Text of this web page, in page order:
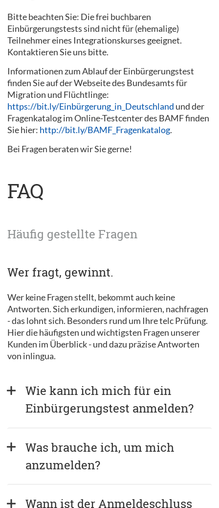
Bitte beachten Sie: Die frei buchbaren
Einbürgerungstests sind nicht für (ehemalige)
Teilnehmer eines Integrationskurses geeignet.
Kontaktieren Sie uns bitte.
Informationen zum Ablauf der Einbürgerungstest
finden Sie auf der Webseite des Bundesamts für
Migration und Flüchtlinge:
https://bit.ly/Einbürgerung_in_Deutschland und der
Fragenkatalog im Online-Testcenter des BAMF finden
Sie hier: http://bit.ly/BAMF_Fragenkatalog.
Bei Fragen beraten wir Sie gerne!
FAQ
Häufig gestellte Fragen
Wer fragt, gewinnt.
Wer keine Fragen stellt, bekommt auch keine
Antworten. Sich erkundigen, informieren, nachfragen
- das lohnt sich. Besonders rund um Ihre telc Prüfung.
Hier die häufigsten und wichtigsten Fragen unserer
Kunden im Überblick - und dazu präzise Antworten
von inlingua.
Wie kann ich mich für ein
Einbürgerungstest anmelden?
Was brauche ich, um mich
anzumelden?
Wann ist der Anmeldeschluss